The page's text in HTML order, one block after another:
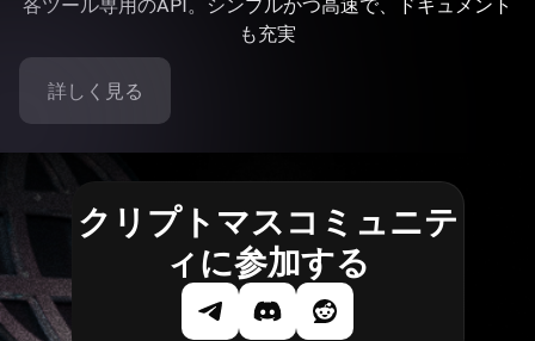
各ツール専用のAPI。シンプルかつ高速で、ドキュメント
も充実
詳しく見る
クリプトマスコミュニテ
ィに参加する